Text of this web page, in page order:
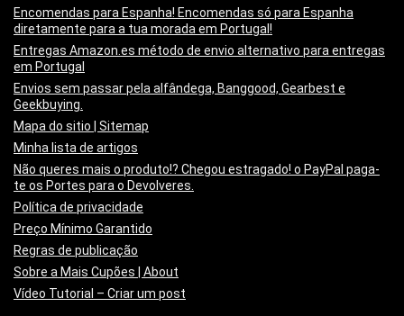
Encomendas para Espanha! Encomendas só para Espanha
diretamente para a tua morada em Portugal!
Entregas Amazon.es método de envio alternativo para entregas
em Portugal
Envios sem passar pela alfândega, Banggood, Gearbest e
Geekbuying.
Mapa do sitio | Sitemap
Minha lista de artigos
Não queres mais o produto!? Chegou estragado! o PayPal paga-
te os Portes para o Devolveres.
Política de privacidade
Preço Mínimo Garantido
Regras de publicação
Sobre a Mais Cupões | About
Vídeo Tutorial – Criar um post